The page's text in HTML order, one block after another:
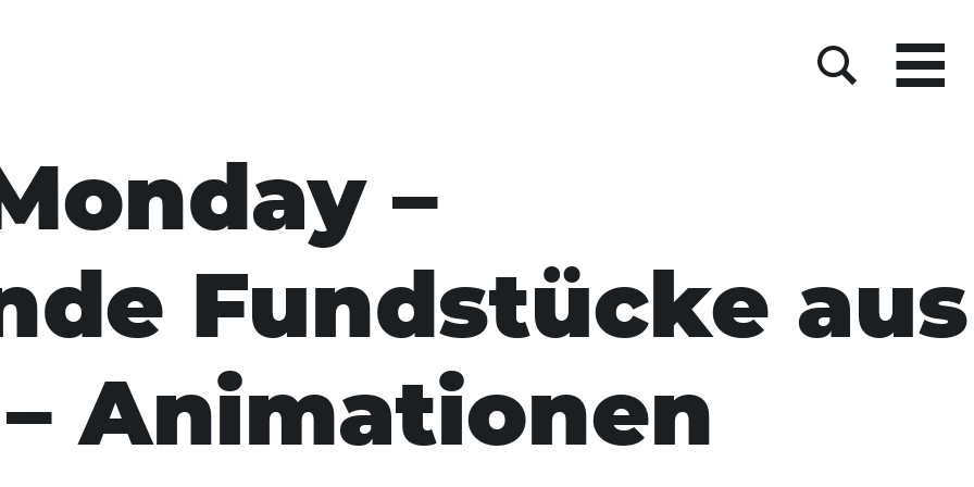
Menu
–
Fundstücke aus
Animationen